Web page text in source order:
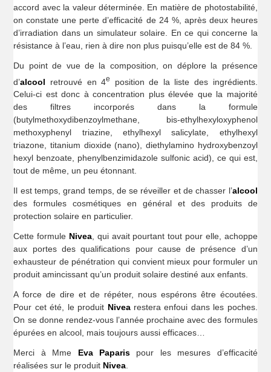
accord avec la valeur déterminée. En matière de photostabilité,
on constate une perte d’efficacité de 24 %, après deux heures
d’irradiation dans un simulateur solaire. En ce qui concerne la
résistance à l’eau, rien à dire non plus puisqu’elle est de 84 %.
Du point de vue de la composition, on déplore la présence
d’alcool retrouvé en 4e
position de la liste des ingrédients.
Celui-ci est donc à concentration plus élevée que la majorité
des filtres incorporés dans la formule
(butylmethoxydibenzoylmethane, bis-ethylhexyloxyphenol
methoxyphenyl triazine, ethylhexyl salicylate, ethylhexyl
triazone, titanium dioxide (nano), diethylamino hydroxybenzoyl
hexyl benzoate, phenylbenzimidazole sulfonic acid), ce qui est,
tout de même, un peu étonnant.
Il est temps, grand temps, de se réveiller et de chasser l’alcool
des formules cosmétiques en général et des produits de
protection solaire en particulier.
Cette formule Nivea , qui avait pourtant tout pour elle, achoppe
aux portes des qualifications pour cause de présence d’un
exhausteur de pénétration qui convient mieux pour formuler un
produit amincissant qu’un produit solaire destiné aux enfants.
A force de dire et de répéter, nous espérons être écoutées.
Pour cet été, le produit Nivearestera enfoui dans les poches.
On se donne rendez-vous l’année prochaine avec des formules
épurées en alcool, mais toujours aussi efficaces…
Merci à Mme Eva Paparis pour les mesures d’efficacité
réalisées sur le produit Nivea